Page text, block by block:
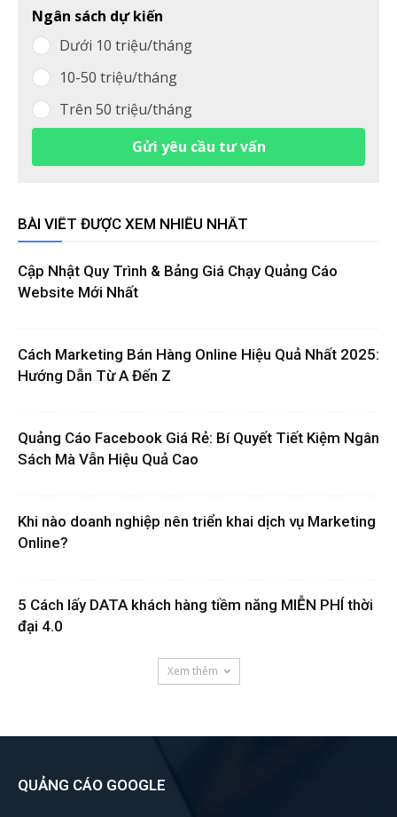
Ngân sách dự kiến
Dưới 10 triệu/tháng
10-50 triệu/tháng
Trên 50 triệu/tháng
Gửi yêu cầu tư vấn
BÀI VIẾT ĐƯỢC XEM NHIỀU NHẤT
Cập Nhật Quy Trình & Bảng Giá Chạy Quảng Cáo
Website Mới Nhất
Cách Marketing Bán Hàng Online Hiệu Quả Nhất 2025:
Hướng Dẫn Từ A Đến Z
Quảng Cáo Facebook Giá Rẻ: Bí Quyết Tiết Kiệm Ngân
Sách Mà Vẫn Hiệu Quả Cao
Khi nào doanh nghiệp nên triển khai dịch vụ Marketing
Online?
5 Cách lấy DATA khách hàng tiềm năng MIỄN PHÍ thời
đại 4.0
Xem thêm
QUẢNG CÁO GOOGLE